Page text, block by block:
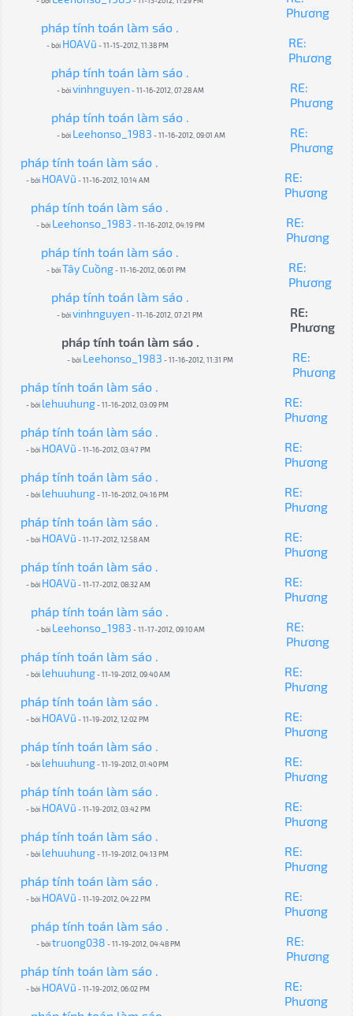
Phương
pháp tính toán làm sáo .
- bởi HOAVũ - 11-15-2012, 11:38 PM
RE:
Phương
pháp tính toán làm sáo .
- bởivinhnguyen - 11-16-2012, 07:28 AM
RE:
Phương
pháp tính toán làm sáo .
- bởi Leehonso_1983 - 11-16-2012, 09:01 AM
RE:
Phương
pháp tính toán làm sáo .
- bởi HOAVũ - 11-16-2012, 10:14 AM
RE:
Phương
pháp tính toán làm sáo .
- bởi Leehonso_1983 - 11-16-2012, 04:19 PM
RE:
Phương
pháp tính toán làm sáo .
- bởiTây Cuồng- 11-16-2012, 06:01 PM
RE:
Phương
pháp tính toán làm sáo .
- bởivinhnguyen - 11-16-2012, 07:21 PM
RE:
Phương
pháp tính toán làm sáo .
- bởi Leehonso_1983 - 11-16-2012, 11:31 PM
RE:
Phương
pháp tính toán làm sáo .
- bởi lehuuhung- 11-16-2012, 03:09 PM
RE:
Phương
pháp tính toán làm sáo .
- bởi HOAVũ - 11-16-2012, 03:47 PM
RE:
Phương
pháp tính toán làm sáo .
- bởi lehuuhung- 11-16-2012, 04:16 PM
RE:
Phương
pháp tính toán làm sáo .
- bởi HOAVũ - 11-17-2012, 12:58 AM
RE:
Phương
pháp tính toán làm sáo .
- bởi HOAVũ - 11-17-2012, 08:32 AM
RE:
Phương
pháp tính toán làm sáo .
- bởi Leehonso_1983 - 11-17-2012, 09:10 AM
RE:
Phương
pháp tính toán làm sáo .
- bởi lehuuhung- 11-19-2012, 09:40 AM
RE:
Phương
pháp tính toán làm sáo .
- bởi HOAVũ - 11-19-2012, 12:02 PM
RE:
Phương
pháp tính toán làm sáo .
- bởi lehuuhung- 11-19-2012, 01:40 PM
RE:
Phương
pháp tính toán làm sáo .
- bởi HOAVũ - 11-19-2012, 03:42 PM
RE:
Phương
pháp tính toán làm sáo .
- bởi lehuuhung- 11-19-2012, 04:13 PM
RE:
Phương
pháp tính toán làm sáo .
- bởi HOAVũ - 11-19-2012, 04:22 PM
RE:
Phương
pháp tính toán làm sáo .
- bởitruong038 - 11-19-2012, 04:48 PM
RE:
Phương
pháp tính toán làm sáo .
- bởi HOAVũ - 11-19-2012, 06:02 PM
RE:
Phương